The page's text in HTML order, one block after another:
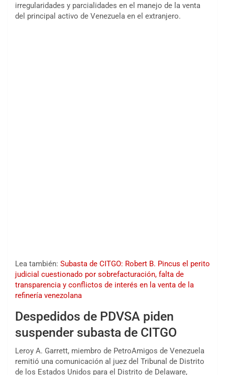
irregularidades y parcialidades en el manejo de la venta
del principal activo de Venezuela en el extranjero.
Lea también: Subasta de CITGO: Robert B. Pincus el perito
judicial cuestionado por sobrefacturación, falta de
transparencia y conflictos de interés en la venta de la
refinería venezolana
Despedidos de PDVSA piden
suspender subasta de CITGO
Leroy A. Garrett, miembro de PetroAmigos de Venezuela
remitió una comunicación al juez del Tribunal de Distrito
de los Estados Unidos para el Distrito de Delaware,